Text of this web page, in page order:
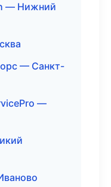
— Нижний
— Санкт-
—